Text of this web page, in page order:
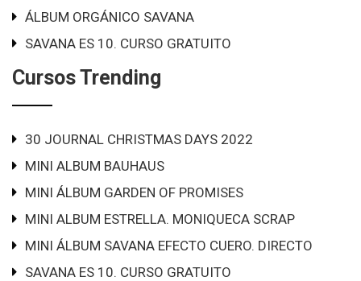
ÁLBUM ORGÁNICO SAVANA
SAVANA ES 10. CURSO GRATUITO
Cursos Trending
30 JOURNAL CHRISTMAS DAYS 2022
MINI ALBUM BAUHAUS
MINI ÁLBUM GARDEN OF PROMISES
MINI ALBUM ESTRELLA. MONIQUECA SCRAP
MINI ÁLBUM SAVANA EFECTO CUERO. DIRECTO
SAVANA ES 10. CURSO GRATUITO